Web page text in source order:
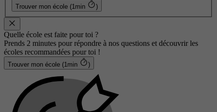
Trouver mon école (1min )
Quelle école est faite pour toi ?
Prends 2 minutes pour répondre à nos questions et découvrir les
écoles recommandées pour toi !
Trouver mon école (1min )